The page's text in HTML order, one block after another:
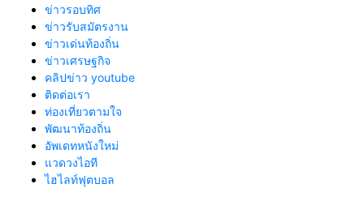
ข่าวรอบทิศ
ข่าวรับสมัตรงาน
ข่าวเด่นท้องถิ่น
ข่าวเศรษฐกิจ
คลิปข่าว youtube
ติดต่อเรา
ท่องเที่ยวตามใจ
พัฒนาท้องถิ่น
อัพเดทหนังใหม่
แวดวงไอที
ไฮไลท์ฟุตบอล